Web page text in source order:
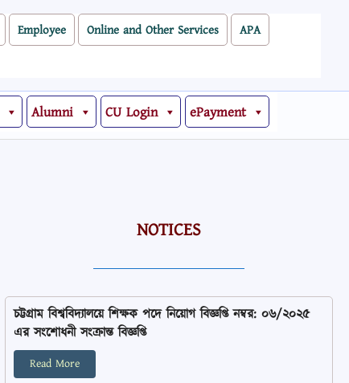
Employee Online and Other Services
APA
Alumni CU Login ePayment
NOTICES
চট্টগ্রাম বিশ্ববিদ্যালয়ে শিক্ষক পদে নিয়োগ বিজ্ঞপ্তি নম্বর: ০৬/২০২৫
এর সংশোধনী সংক্রান্ত বিজ্ঞপ্তি
Read More